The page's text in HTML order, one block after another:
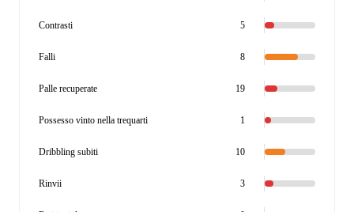
Contrasti 5
Falli 8
Palle recuperate 19
Possesso vinto nella trequarti 1
Dribbling subiti 10
Rinvii 3